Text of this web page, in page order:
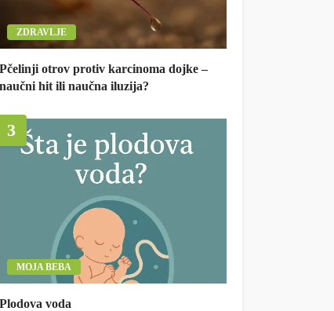
ZDRAVLJE
Pčelinji otrov protiv karcinoma dojke –
naučni hit ili naučna iluzija?
3
MOJA BEBA
Plodova voda